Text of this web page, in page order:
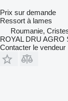
Prix sur demande
Ressort à lames
Roumanie,
ROYAL DRU AGRO
Contacter le vendeur